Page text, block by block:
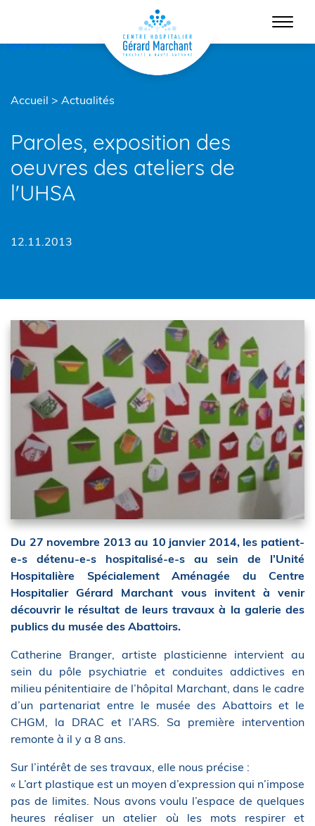
Pied de page
Accueil > Actualités
Paroles, exposition des
oeuvres des ateliers de
l'UHSA
12.11.2013
Du 27 novembre 2013 au 10 janvier 2014, les patient-
e-s détenu-e-s hospitalisé-e-s au sein de l’Unité
Hospitalière Spécialement Aménagée du Centre
Hospitalier Gérard Marchant vous invitent à venir
découvrir le résultat de leurs travaux à la galerie des
publics du musée des Abattoirs.
Catherine Branger, artiste plasticienne intervient au
sein du pôle psychiatrie et conduites addictives en
milieu pénitentiaire de l’hôpital Marchant, dans le cadre
d’un partenariat entre le musée des Abattoirs et le
CHGM, la DRAC et l’ARS. Sa première intervention
remonte à il y a 8 ans.
Sur l’intérêt de ses travaux, elle nous précise :
« L’art plastique est un moyen d’expression qui n’impose
pas de limites. Nous avons voulu l’espace de quelques
heures réaliser un atelier où les mots respirer et